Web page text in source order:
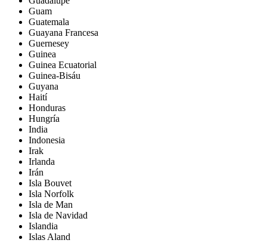
Guam
Guatemala
Guayana Francesa
Guernesey
Guinea
Guinea Ecuatorial
Guinea-Bisáu
Guyana
Haití
Honduras
Hungría
India
Indonesia
Irak
Irlanda
Irán
Isla Bouvet
Isla Norfolk
Isla de Man
Isla de Navidad
Islandia
Islas Aland